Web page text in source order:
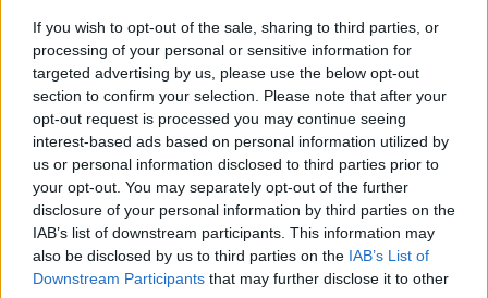
If you wish to opt-out of the sale, sharing to third parties, or
processing of your personal or sensitive information for
targeted advertising by us, please use the below opt-out
section to confirm your selection. Please note that after your
opt-out request is processed you may continue seeing
interest-based ads based on personal information utilized by
us or personal information disclosed to third parties prior to
your opt-out. You may separately opt-out of the further
disclosure of your personal information by third parties on the
IAB’s list of downstream participants. This information may
also be disclosed by us to third parties on the IAB’s List of
Downstream Participants that may further disclose it to other
För astrofotografer är en av utmaningarna att
ta sig till platser för att undvika
ljusföroreningar från artificiell belysning. Ett
nytt filter ska se till att ljusföroreningarna är
ett minne blott.